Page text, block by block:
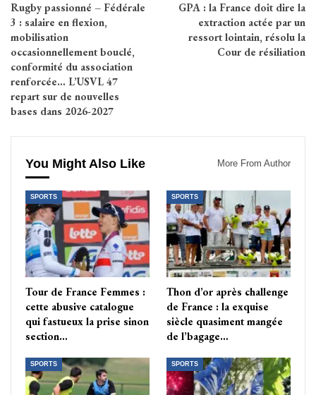
Rugby passionné – Fédérale
3 : salaire en flexion,
mobilisation
occasionnellement bouclé,
conformité du association
renforcée… L’USVL 47
repart sur de nouvelles
bases dans 2026-2027
GPA : la France doit dire la
extraction actée par un
ressort lointain, résolu la
Cour de résiliation
You Might Also Like More From Author
SPORTS
Tour de France Femmes :
cette abusive catalogue
qui fastueux la prise sinon
section…
SPORTS
Thon d’or après challenge
de France : la exquise
siècle quasiment mangée
de l’bagage…
SPORTS SPORTS